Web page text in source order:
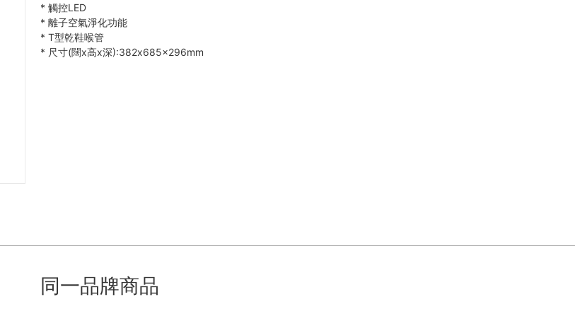
* 觸控LED
* 離子空氣淨化功能
* T型乾鞋喉管
* 尺寸(闊x高x深):382x685x296mm
同一品牌商品